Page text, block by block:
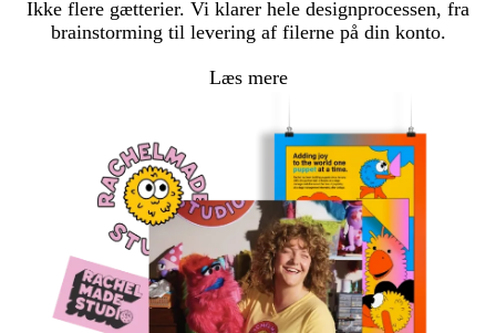
Ikke flere gætterier. Vi klarer hele designprocessen, fra
brainstorming til levering af filerne på din konto.
Læs mere